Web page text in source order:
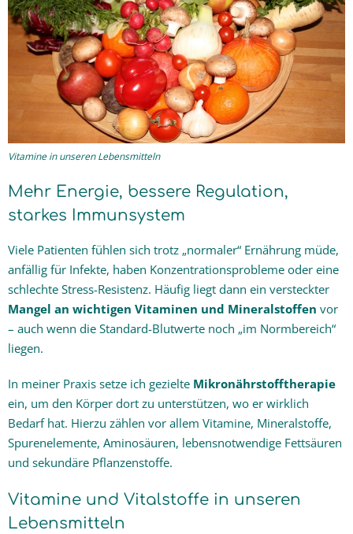
Ganzheitlich gesunder Hund
Themen
Praxis-Blog
Kontakt & Kosten
Vitamine in unseren Lebensmitteln
Mehr Energie, bessere Regulation,
starkes Immunsystem
Viele Patienten fühlen sich trotz „normaler“ Ernährung müde,
anfällig für Infekte, haben Konzentrationsprobleme oder eine
schlechte Stress-Resistenz. Häufig liegt dann ein versteckter
Mangel an wichtigen Vitaminen und Mineralstoffen vor
– auch wenn die Standard-Blutwerte noch „im Normbereich“
liegen.
In meiner Praxis setze ich gezielte Mikronährstofftherapie
ein, um den Körper dort zu unterstützen, wo er wirklich
Bedarf hat. Hierzu zählen vor allem Vitamine, Mineralstoffe,
Spurenelemente, Aminosäuren, lebensnotwendige Fettsäuren
und sekundäre Pflanzenstoffe.
Vitamine und Vitalstoffe in unseren
Lebensmitteln